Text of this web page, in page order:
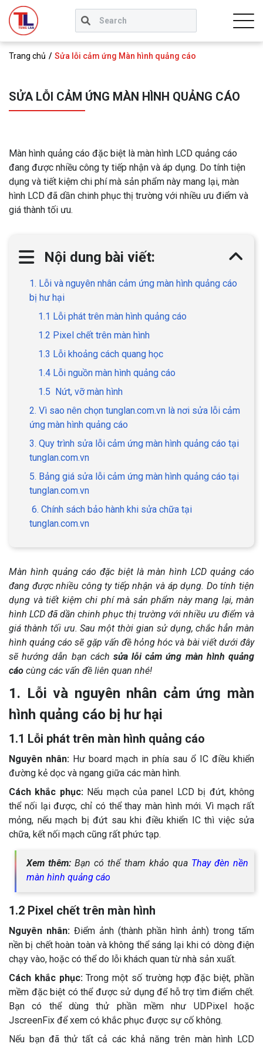
Trang chủ Sửa lỗi cảm ứng Màn hình quảng cáo
SỬA LỖI CẢM ỨNG MÀN HÌNH QUẢNG CÁO
Màn hình quảng cáo đặc biệt là màn hình LCD quảng cáo
đang được nhiều công ty tiếp nhận và áp dụng. Do tính tiện
dụng và tiết kiệm chi phí mà sản phẩm này mang lại, màn
hình LCD đã dần chinh phục thị trường với nhiều ưu điểm và
giá thành tối ưu.
Nội dung bài viết:
1. Lỗi và nguyên nhân cảm ứng màn hình quảng cáo
bị hư hại
1.1 Lỗi phát trên màn hình quảng cáo
1.2 Pixel chết trên màn hình
1.3 Lỗi khoảng cách quang học
1.4 Lỗi nguồn màn hình quảng cáo
1.5 Nứt, vỡ màn hình
2. Vì sao nên chọn tunglan.com.vn là nơi sửa lỗi cảm
ứng màn hình quảng cáo
3. Quy trình sửa lỗi cảm ứng màn hình quảng cáo tại
tunglan.com.vn
5. Bảng giá sửa lỗi cảm ứng màn hình quảng cáo tại
tunglan.com.vn
6. Chính sách bảo hành khi sửa chữa tại
tunglan.com.vn
Màn hình quảng cáo đặc biệt là màn hình LCD quảng cáo
đang được nhiều công ty tiếp nhận và áp dụng. Do tính tiện
dụng và tiết kiệm chi phí mà sản phẩm này mang lại, màn
hình LCD đã dần chinh phục thị trường với nhiều ưu điểm và
giá thành tối ưu. Sau một thời gian sử dụng, chắc hẳn màn
hình quảng cáo sẽ gặp vấn đề hỏng hóc và bài viết dưới đây
sẽ hướng dẫn bạn cách sửa lỗi cảm ứng màn hình quảng
cáo cùng các vấn đề liên quan nhé!
1. Lỗi và nguyên nhân cảm ứng màn
hình quảng cáo bị hư hại
1.1 Lỗi phát trên màn hình quảng cáo
Nguyên nhân: Hư board mạch in phía sau ổ IC điều khiển
đường kẻ dọc và ngang giữa các màn hình.
Cách khắc phục: Nếu mạch của panel LCD bị đứt, không
thể nối lại được, chỉ có thể thay màn hình mới. Vì mạch rất
mỏng, nếu mạch bị đứt sau khi điều khiển IC thì việc sửa
chữa, kết nối mạch cũng rất phức tạp.
Xem thêm:Bạn có thể tham khảo qua Thay đèn nền
màn hình quảng cáo
1.2 Pixel chết trên màn hình
Nguyên nhân: Điểm ảnh (thành phần hình ảnh) trong tấm
nền bị chết hoàn toàn và không thể sáng lại khi có dòng điện
chạy vào, hoặc có thể do lỗi khách quan từ nhà sản xuất.
Cách khắc phục:Trong một số trường hợp đặc biệt, phần
mềm đặc biệt có thể được sử dụng để hỗ trợ tìm điểm chết.
Bạn có thể dùng thử phần mềm như UDPixel hoặc
JscreenFix để xem có khắc phục được sự cố không.
Nếu bạn đã thử tất cả các khả năng trên màn hình LCD